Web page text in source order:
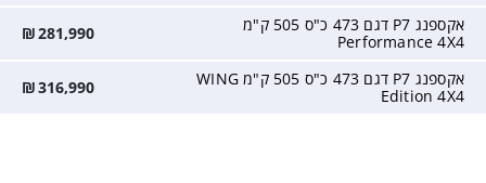
אקספנג P7 דגם 473 כ"ס 505 ק"מ
Performance 4X4
281,990
₪
אקספנג P7 דגם 473 כ"ס 505 ק"מ WING
Edition 4X4
316,990
₪